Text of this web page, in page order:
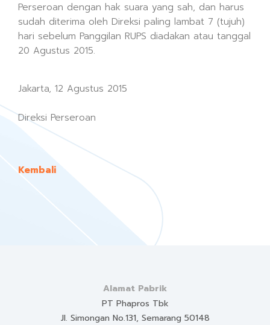
Perseroan dengan hak suara yang sah, dan harus
sudah diterima oleh Direksi paling lambat 7 (tujuh)
hari sebelum Panggilan RUPS diadakan atau tanggal
20 Agustus 2015.
Jakarta, 12 Agustus 2015
Direksi Perseroan
Kembali
Alamat Pabrik
PT Phapros Tbk
Jl. Simongan No.131, Semarang 50148